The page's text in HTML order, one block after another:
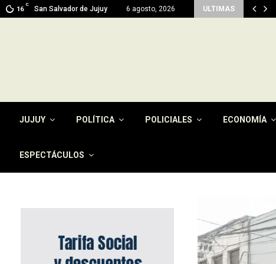
16
C
San Salvador de Jujuy 6 agosto, 2026 ULTIMAS
Jujuy: prevén máximas de 26…
JUJUY POLÍTICA POLICIALES ECONOMÍA
ESPECTÁCULOS